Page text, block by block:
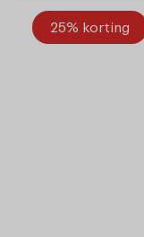
25% korting